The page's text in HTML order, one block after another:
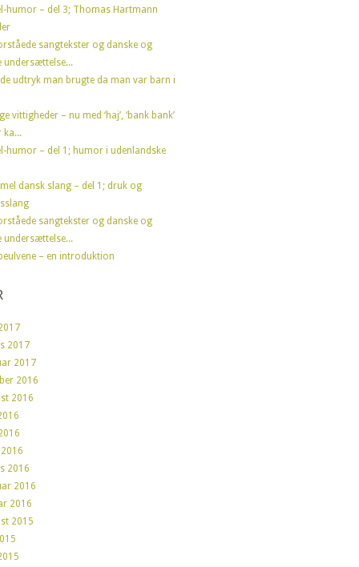
humor – del 3; Thomas Hartmann
sangtekster og danske og
undersættelse...
udtryk man brugte da man var barn i
vittigheder – nu med ‘haj’, ‘bank bank’
ka...
humor – del 1; humor i udenlandske
dansk slang – del 1; druk og
sangtekster og danske og
undersættelse...
– en introduktion
2017
2017
2016
2016
2016
2016
2016
2015